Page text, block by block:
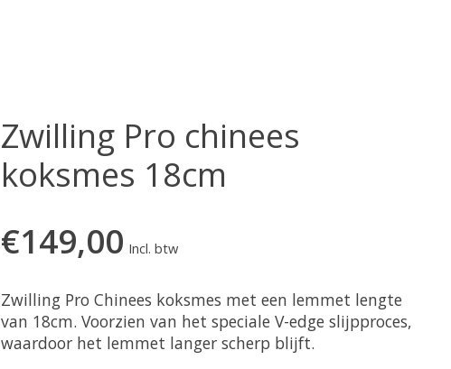
Zwilling Pro chinees
koksmes 18cm
€149,00 Incl. btw
Zwilling Pro Chinees koksmes met een lemmet lengte
van 18cm. Voorzien van het speciale V-edge slijpproces,
waardoor het lemmet langer scherp blijft.